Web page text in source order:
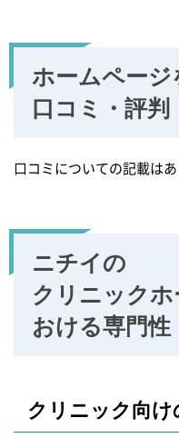
ホームページ
口コミ・評判
口コミについての記載はあ
ニチイの
クリニック
おける専門性
クリニック向け